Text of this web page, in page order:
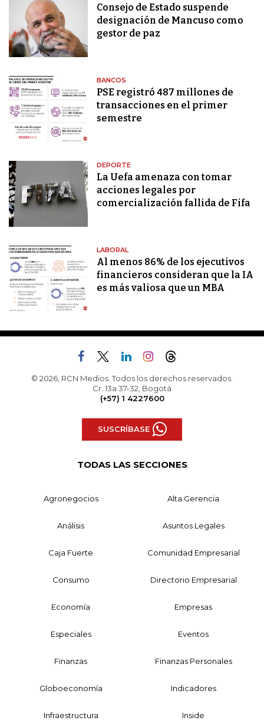
Consejo de Estado suspende
designación de Mancuso como
gestor de paz
BANCOS
PSE registró 487 millones de
transacciones en el primer
semestre
DEPORTE
La Uefa amenaza con tomar
acciones legales por
comercialización fallida de Fifa
LABORAL
Al menos 86% de los ejecutivos
financieros consideran que la IA
es más valiosa que un MBA
© 2026, RCN Medios. Todos los derechos reservados.
Cr. 13a 37-32, Bogotá
(+57) 1 4227600
SUSCRÍBASE
TODAS LAS SECCIONES
Agronegocios Alta Gerencia
Análisis Asuntos Legales
Caja Fuerte Comunidad Empresarial
Consumo Directorio Empresarial
Economía Empresas
Especiales Eventos
Finanzas Finanzas Personales
Globoeconomía Indicadores
Infraestructura Inside